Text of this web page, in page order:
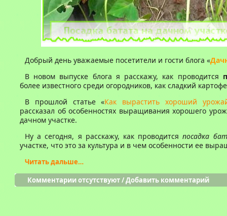
Добрый день уважаемые посетители и гости блога «
В новом выпуске блога я расскажу, как проводится
более известного среди огородников, как сладкий
В прошлой статье «Как вырастить хороший
рассказал об особенностях выращивания хорошего
дачном участке.
Ну а сегодня, я расскажу, как проводитсяпосадка
участке, что это за культура и в чем особенности ее
Читать дальше…
Комментарии отсутствуют/Добавить комментарий